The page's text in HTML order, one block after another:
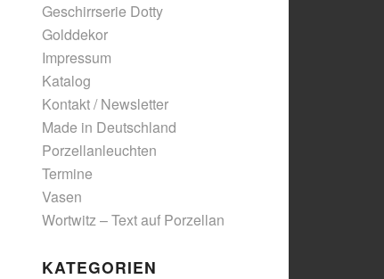
Geschirrserie Dotty
Golddekor
Impressum
Katalog
Kontakt / Newsletter
Made in Deutschland
Porzellanleuchten
Termine
Vasen
Wortwitz – Text auf Porzellan
KATEGORIEN